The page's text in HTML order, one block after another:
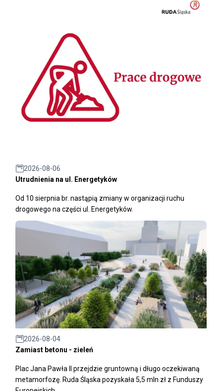
2026-08-06
Utrudnienia na ul. Energetyków
Od 10 sierpnia br. nastąpią zmiany w organizacji ruchu
drogowego na części ul. Energetyków.
2026-08-04
Zamiast betonu - zieleń
Plac Jana Pawła II przejdzie gruntowną i długo oczekiwaną
metamorfozę. Ruda Śląska pozyskała 5,5 mln zł z Funduszy